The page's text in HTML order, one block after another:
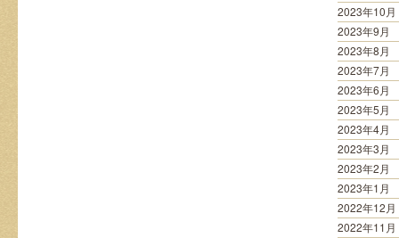
2023年10月
2023年9月
2023年8月
2023年7月
2023年6月
2023年5月
2023年4月
2023年3月
2023年2月
2023年1月
2022年12月
2022年11月